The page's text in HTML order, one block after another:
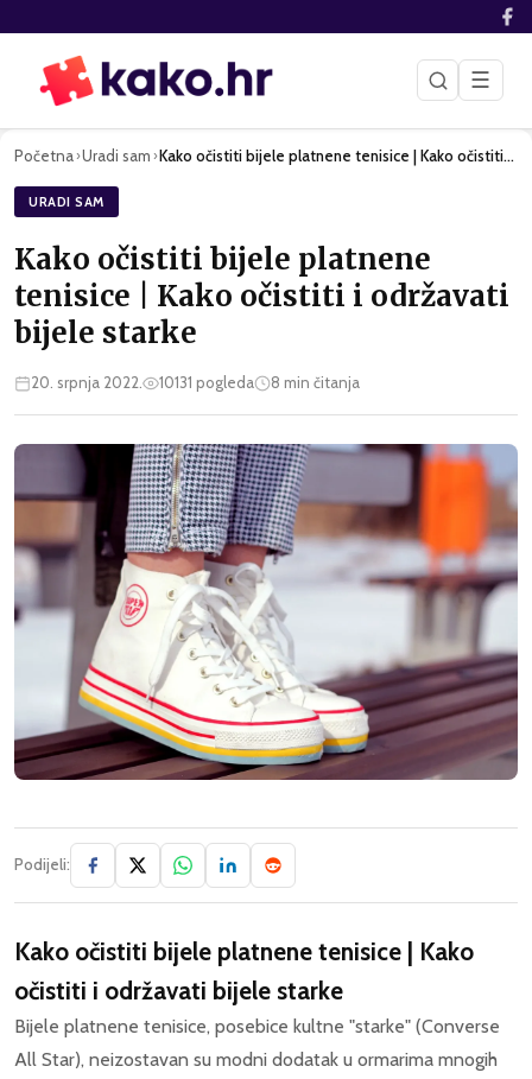
☰
Početna›Uradi sam › Kako očistiti bijele platnene tenisice | Kako očistiti i odr…
URADI SAM
Kako očistiti bijele platnene
tenisice | Kako očistiti i održavati
bijele starke
20. srpnja 2022. 10131 pogleda 8 min čitanja
Podijeli:
Kako očistiti bijele platnene tenisice | Kako
očistiti i održavati bijele starke
Bijele platnene tenisice, posebice kultne "starke" (Converse
All Star), neizostavan su modni dodatak u ormarima mnogih